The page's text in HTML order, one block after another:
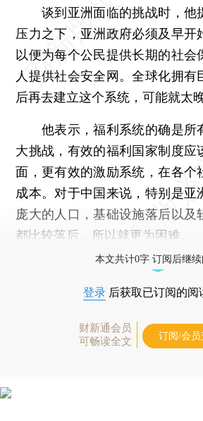
谈到亚洲面临的挑战时，他
压力之下，亚洲政府必须及早开
以便为每个公民提供长期的社会
人提供社会安全网。全球化拥有
后再去建立这个系统，可能就太晚
他表示，福利系统的确是所
大挑战，有效的福利国家制度应
面，更有效的激励系统，在各个
成本。对于中国来说，特别是亚
庞大的人口，基础设施落后以及
都比较落后，所以就更为困难。
本文共计0字 订阅后继
登录 后获取已订阅的阅
财新通会员
可畅读全文
订阅/会员